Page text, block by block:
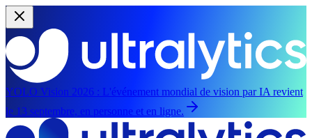
YOLO Vision 2026 : L'événement mondial de vision par IA revient
le 13 septembre, en personne et en ligne.